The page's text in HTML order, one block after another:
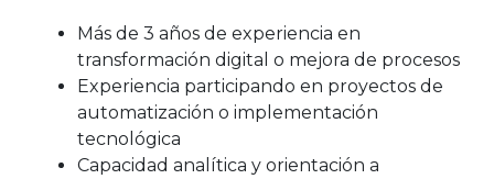
Más de 3 años de experiencia en
transformación digital o mejora de procesos
Experiencia participando en proyectos de
automatización o implementación
tecnológica
Capacidad analítica y orientación a